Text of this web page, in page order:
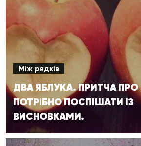
Між рядків
ДВА ЯБЛУКА. ПРИТЧА
ПОТРІБНО ПОСПІШАТИ ІЗ
ВИСНОВКАМИ.